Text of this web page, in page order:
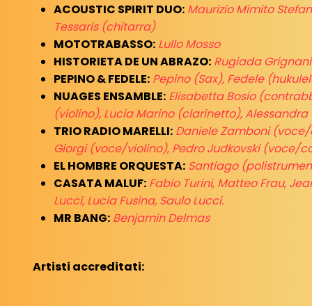
ACOUSTIC SPIRIT DUO: Maurizio Mimito
Tessaris (chitarra)
MOTOTRABASSO: Lullo Mosso
HISTORIETA DE UN ABRAZO: Rugiada
PEPINO & FEDELE: Pepino (Sax), Fedele
NUAGES ENSAMBLE: Elisabetta Bosio
(violino), Lucia Marino (clarinetto),
TRIO RADIO MARELLI: Daniele Zamboni
Giorgi (voce/violino), Pedro Judkovski (voce/
EL HOMBRE ORQUESTA: Santiago
CASATA MALUF: Fabio Turini, Matteo Frau,
Lucci, Lucia Fusina, Saulo Lucci.
MR BANG: Benjamin Delmas
Artisti accreditati: